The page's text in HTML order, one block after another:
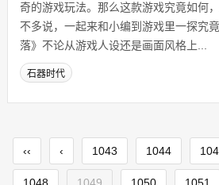
奇的游戏玩法。那么这款游戏究竟如何
不多说，一起来和小编到游戏里一探究
落》不论从游戏人设还是画面风格上...
石器时代
‹‹ ‹ 1043 1044